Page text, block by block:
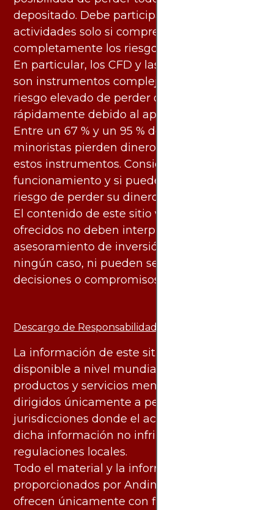
depositado. Debe participar en estas
actividades solo si comprende
completamente los riesgos asociados.
En particular, los CFD y las criptomonedas
son instrumentos complejos y conllevan un
riesgo elevado de perder dinero
rápidamente debido al apalancamiento.
Entre un 67 % y un 95 % de los inversores
minoristas pierden dinero al negociar con
estos instrumentos. Considere si entiende su
funcionamiento y si puede asumir el alto
riesgo de perder su dinero.
El contenido de este sitio web y los servicios
ofrecidos no deben interpretarse como
asesoramiento de inversión ni financiero en
ningún caso, ni pueden servir de base para
decisiones o compromisos de ningún tipo.
Descargo de Responsabilidad:
La información de este sitio web está
disponible a nivel mundial. Sin embargo, los
productos y servicios mencionados están
dirigidos únicamente a personas en
jurisdicciones donde el acceso y uso de
dicha información no infringe leyes o
regulaciones locales.
Todo el material y la información
proporcionados por AndinoTrading.com se
ofrecen únicamente con fines informativos.